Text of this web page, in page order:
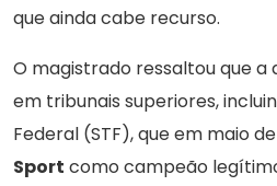
que ainda cabe recurso.
O magistrado ressaltou que a
em tribunais superiores,
Federal (STF), que em maio
Sport como campeão